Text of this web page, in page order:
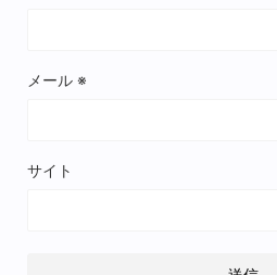
メール ※
サイト